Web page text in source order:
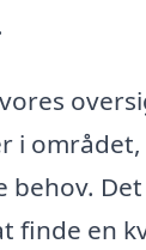
i
behov.
finde en